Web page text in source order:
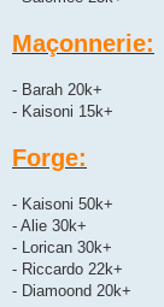
Maçonnerie:
- Barah 20k+
- Kaisoni 15k+
Forge:
- Kaisoni 50k+
- Alie 30k+
- Lorican 30k+
- Riccardo 22k+
- Diamoond 20k+